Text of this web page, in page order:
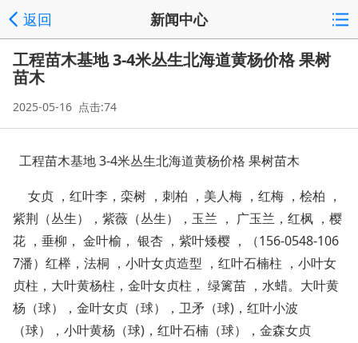
返回 新闻中心
工程苗木基地 3-4米丛生北海道黄杨价格 果树
苗木
2025-05-16 点击:74
工程苗木基地3-4米丛生北海道黄杨价格 果树苗木
女贞 ，红叶李，栾树 ，刺柏 ，美人梅 ，红梅 ，桧柏 ，
紫荆（丛生），紫薇（丛生），玉兰 ， 广玉兰，红枫 ，樱
花 ，垂柳， 金叶榆， 银杏 ，紫叶矮樱 ， （156-0548-106
7潘） 红榉，法桐 ，小叶女贞造型 ，红叶石楠柱 ，小叶女
贞柱，大叶黄杨柱，金叶女贞柱， 绿篱苗 ，水蜡。大叶黄
杨（球），金叶女贞（球），卫矛（球)，红叶小波
（球），小叶黄杨（球)，红叶石楠（球），金森女贞